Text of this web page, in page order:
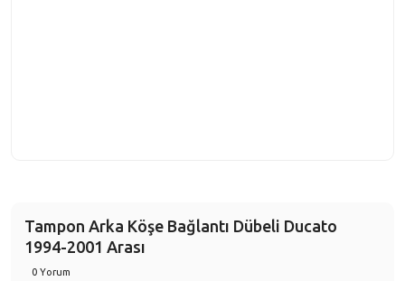
Tampon Arka Köşe Bağlantı Dübeli Ducato
1994-2001 Arası
0 Yorum